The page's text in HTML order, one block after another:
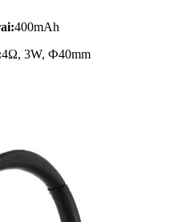
400mAh
4Ω, 3W, Ф40mm